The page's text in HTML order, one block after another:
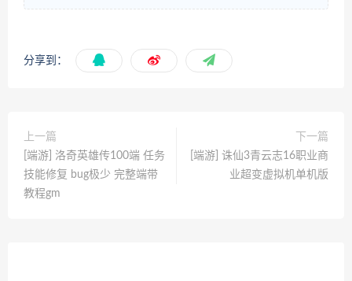
分享到：
上一篇
[端游] 洛奇英雄传100端 任务
技能修复 bug极少 完整端带
教程gm
下一篇
[端游] 诛仙3青云志16职业商
业超变虚拟机单机版